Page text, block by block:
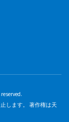
reserved.
します。 著作権は天